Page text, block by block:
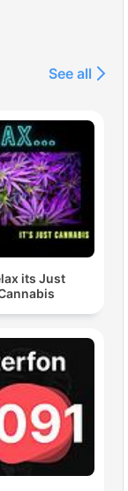
See all
its Just